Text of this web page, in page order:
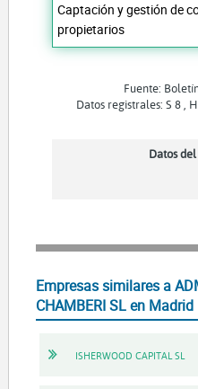
Captación y gestión de
propietarios
Fuente:
Datos registrales: S 8 ,
Datos
Empresas similares a
CHAMBERI SL en Madrid
ISHERWOOD CAPITAL SL